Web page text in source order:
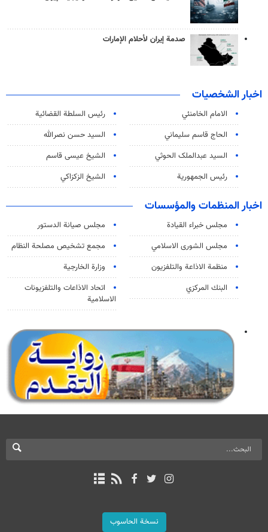
صدمة إيران لأحلام الإمارات
اخبار الشخصيات
الامام الخامنئي
رئیس السلطة القضائیة
الحاج قاسم سليماني
السيد حسن نصرالله
السید عبدالملک الحوثي
الشيخ عيسى قاسم
رئيس الجمهورية
الشيخ الزكزاكي
اخبار المنظمات والمؤسسات
مجلس خبراء القيادة
مجلس صيانة الدستور
مجلس الشورى الاسلامي
مجمع تشخيص مصلحة النظام
منظمة الاذاعة والتلفزیون
وزارة الخارجية
البنك المركزي
اتحاد الاذاعات والتلفزيونات
الاسلامية
نسخة الحاسوب